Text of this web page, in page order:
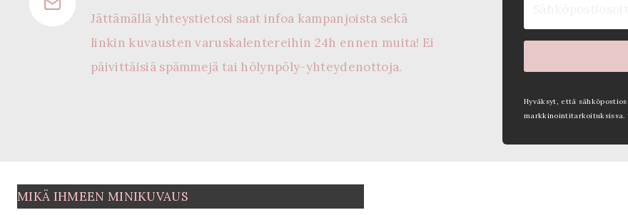
Jättämällä yhteystietosi saat infoa kampanjoista sekä
linkin kuvausten varuskalentereihin 24h ennen muita! Ei
päivittäisiä spämmejä tai hölynpöly-yhteydenottoja.
Hyväksyt, että
markkinointitarkoituksissa.
MIKÄ IHMEEN MINIKUVAUS